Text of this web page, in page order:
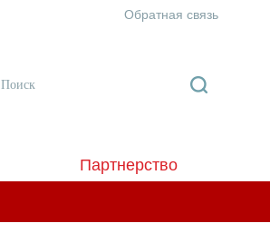
Обратная связь
Партнерство